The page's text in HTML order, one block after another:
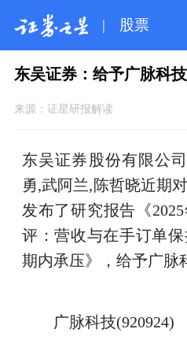
| 股票
东吴证券：给予广脉科
来源： 证星研报解读
东吴证券股份有限公
勇,武阿兰,陈哲晓近期
发布了研究报告《
评：营收与在手订单
期内承压》，给予广脉
广脉科技(920924)